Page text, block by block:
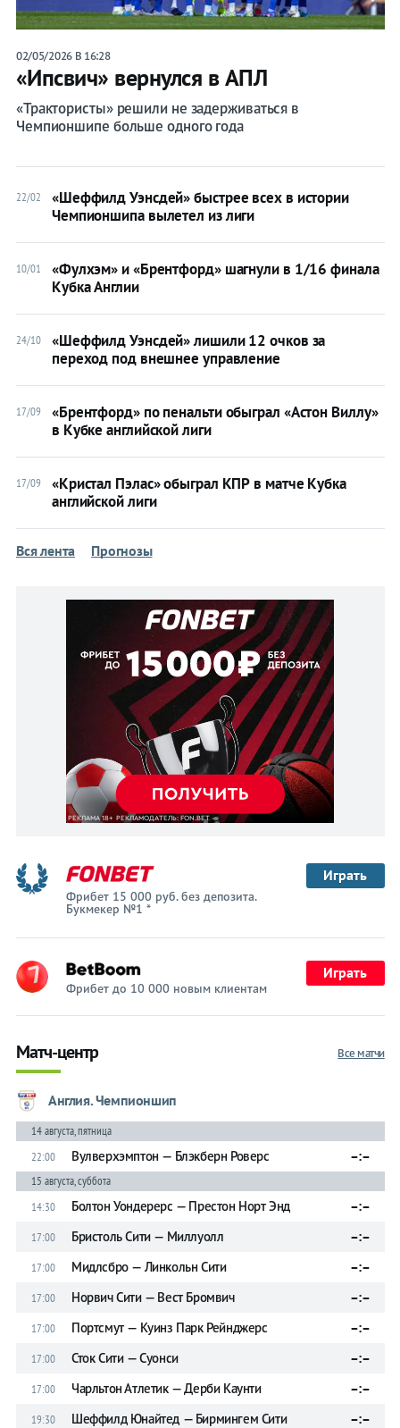
Фрибет 15 000 руб. без депозита.
Букмекер №1 *
Играть
Фрибет до 10 000 новым клиентам
Играть
Все матчи
Матч-центр
Англия. Чемпионшип
14 августа, пятница
22:00
Вулверхэмптон — Блэкберн Роверс –:–
15 августа, суббота
14:30
Болтон Уондерерс — Престон Норт Энд –:–
17:00 Бристоль Сити — Миллуолл –:–
17:00 Мидлсбро — Линкольн Сити –:–
17:00 Норвич Сити — Вест Бромвич –:–
17:00 Портсмут — Куинз Парк Рейнджерс –:–
17:00 Сток Сити — Суонси –:–
17:00 Чарльтон Атлетик — Дерби Каунти –:–
19:30 Шеффилд Юнайтед — Бирмингем Сити –:–
02/05/2026 В 16:28
«Ипсвич» вернулся в АПЛ
«Трактористы» решили не задерживаться в
Чемпионшипе больше одного года
22/02
«Шеффилд Уэнсдей» быстрее всех в истории
Чемпионшипа вылетел из лиги
10/01
«Фулхэм» и «Брентфорд» шагнули в 1/16 финала
Кубка Англии
24/10
«Шеффилд Уэнсдей» лишили 12 очков за
переход под внешнее управление
17/09
«Брентфорд» по пенальти обыграл «Астон Виллу»
в Кубке английской лиги
17/09
«Кристал Пэлас» обыграл КПР в матче Кубка
английской лиги
Вся лента Прогнозы
Live
Календарь/
таблица
Трансферы
Прогнозы
на спорт
Букмекеры
Хоккей
Теннис
Бои
Прочие
Игры